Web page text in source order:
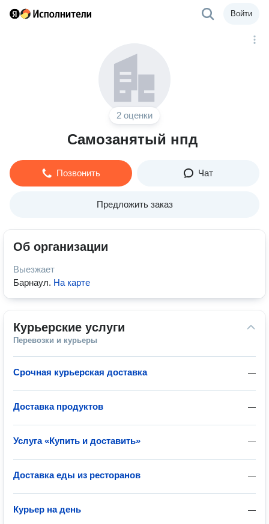
Войти
2 оценки
Самозанятый нпд
Позвонить Чат
Предложить заказ
Об организации
Выезжает
Барнаул. На карте
Курьерские услуги
Перевозки и курьеры
—
Срочная курьерская доставка
—
Доставка продуктов
—
Услуга «Купить и доставить»
—
Доставка еды из ресторанов
—
Курьер на день